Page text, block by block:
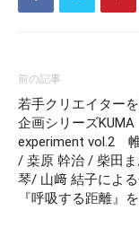
前の記事
若手クリエイター
企画シリーズKUMA
experiment vol.2
/ 桒原 幹治 / 柴田
琴/ 山﨑 結子によ
『呼吸する距離』